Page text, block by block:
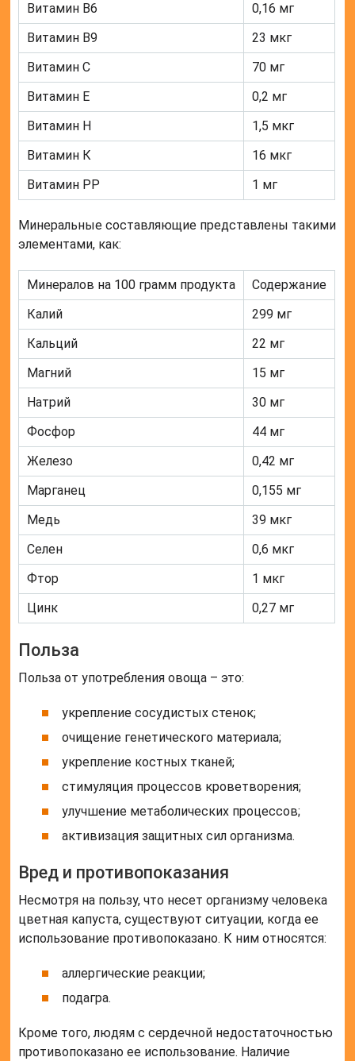
Витамин В6
0,16 мг
Витамин В9
23 мкг
Витамин С
70 мг
Витамин Е
0,2 мг
Витамин Н
1,5 мкг
Витамин К
16 мкг
Витамин РР
1 мг
Минеральные составляющие представлены такими
элементами, как:
Минералов на 100 грамм продукта
Содержание
Калий
299 мг
Кальций
22 мг
Магний
15 мг
Натрий
30 мг
Фосфор
44 мг
Железо
0,42 мг
Марганец
0,155 мг
Медь
39 мкг
Селен
0,6 мкг
Фтор
1 мкг
Цинк
0,27 мг
Польза
Польза от употребления овоща – это:
укрепление сосудистых стенок;
очищение генетического материала;
укрепление костных тканей;
стимуляция процессов кроветворения;
улучшение метаболических процессов;
активизация защитных сил организма.
Вред и противопоказания
Несмотря на пользу, что несет организму человека
цветная капуста, существуют ситуации, когда ее
использование противопоказано. К ним относятся:
аллергические реакции;
подагра.
Кроме того, людям с сердечной недостаточностью
противопоказано ее использование. Наличие